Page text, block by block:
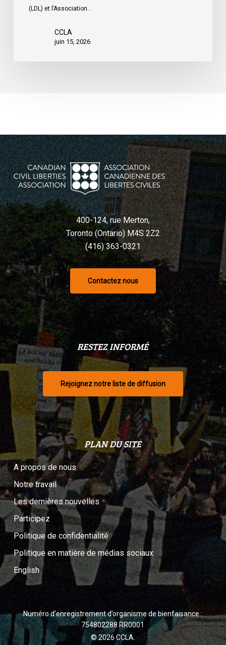
(LDL) et l’Association…
CCLA
juin 15, 2026
400-124, rue Merton,
Toronto (Ontario) M4S 2Z2
(416) 363-0321
Contactez nous
RESTEZ INFORMÉ
Rejoignez notre liste de diffusion
PLAN DU SITE
A propos de nous
Notre travail
Les dernières nouvelles
Participez
Politique de confidentialité
Politique en matière de médias sociaux
English
Numéro d’enregistrement d’organisme de bienfaisance :
754802288 RR0001
© 2026 CCLA.